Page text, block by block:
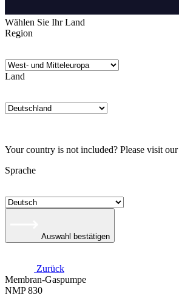
Wählen Sie Ihr Land
Region
Land
Your country is not included? Please visit our
Sprache
Auswahl bestätigen
Zurück
Membran-Gaspumpe
NMP 830